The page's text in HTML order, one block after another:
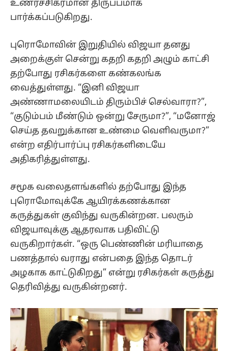
உணர்ச்சிகரமான திருப்பமாக
பார்க்கப்படுகிறது.
புரொமோவின் இறுதியில் விஜயா தனது
அறைக்குள் சென்று கதறி கதறி அழும் காட்சி
தற்போது ரசிகர்களை கண்கலங்க
வைத்துள்ளது. “இனி விஜயா
அண்ணாமலையிடம் திரும்பிச் செல்வாரா?”,
“குடும்பம் மீண்டும் ஒன்று சேருமா?”, “மனோஜ்
செய்த தவறுக்கான உண்மை வெளிவருமா?”
என்ற எதிர்பார்ப்பு ரசிகர்களிடையே
அதிகரித்துள்ளது.
சமூக வலைதளங்களில் தற்போது இந்த
புரொமோவுக்கே ஆயிரக்கணக்கான
கருத்துகள் குவிந்து வருகின்றன. பலரும்
விஜயாவுக்கு ஆதரவாக பதிவிட்டு
வருகிறார்கள். “ஒரு பெண்ணின் மரியாதை
பணத்தால் வராது என்பதை இந்த தொடர்
அழகாக காட்டுகிறது” என்று ரசிகர்கள் கருத்து
தெரிவித்து வருகின்றனர்.